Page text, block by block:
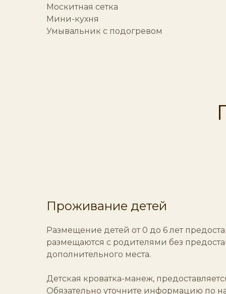
Москитная сетка
Мини-кухня
Умывальник с подогревом
Проживание детей
Размещение детей от 0 до 6 лет
размещаются с родителями без
дополнительного места.
Детская кроватка-манеж,
Обязательно уточните информацию по